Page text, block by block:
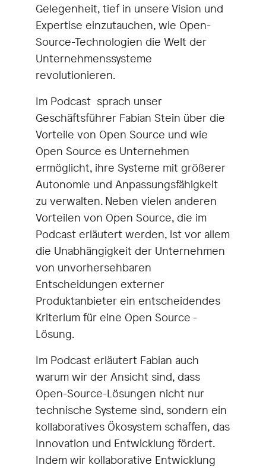
Gelegenheit, tief in unsere Vision und
Expertise einzutauchen, wie Open-
Source-Technologien die Welt der
Unternehmenssysteme
revolutionieren.
Im Podcast sprach unser
Geschäftsführer Fabian Stein über die
Vorteile von Open Source und wie
Open Source es Unternehmen
ermöglicht, ihre Systeme mit größerer
Autonomie und Anpassungsfähigkeit
zu verwalten. Neben vielen anderen
Vorteilen von Open Source, die im
Podcast erläutert werden, ist vor allem
die Unabhängigkeit der Unternehmen
von unvorhersehbaren
Entscheidungen externer
Produktanbieter ein entscheidendes
Kriterium für eine Open Source -
Lösung.
Im Podcast erläutert Fabian auch
warum wir der Ansicht sind, dass
Open-Source-Lösungen nicht nur
technische Systeme sind, sondern ein
kollaboratives Ökosystem schaffen, das
Innovation und Entwicklung fördert.
Indem wir kollaborative Entwicklung